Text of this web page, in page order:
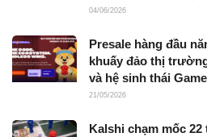
04/06/2026
Presale hàng đầu
khuấy đảo thị
và hệ sinh thái
21/05/2026
Kalshi chạm mốc